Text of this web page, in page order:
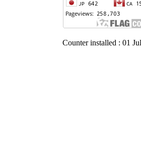
Counter installed : 01